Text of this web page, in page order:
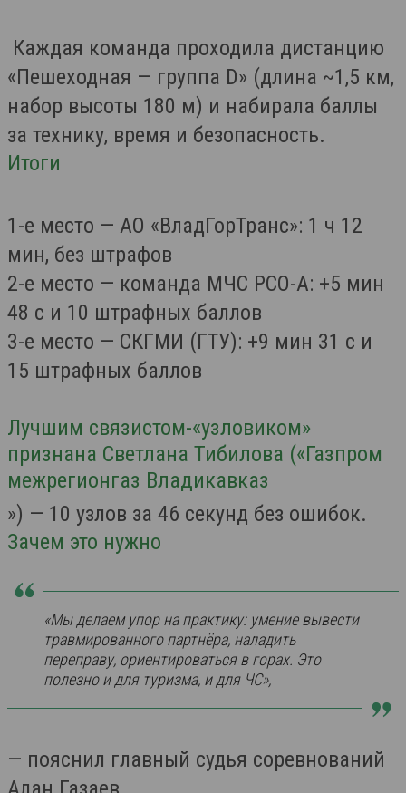
Каждая команда проходила дистанцию
«Пешеходная — группа D» (длина ~1,5 км,
набор высоты 180 м) и набирала баллы
за технику, время и безопасность.
Итоги
1-е место — АО «ВладГорТранс»: 1 ч 12
мин, без штрафов
2-е место — команда МЧС РСО-А: +5 мин
48 с и 10 штрафных баллов
3-е место — СКГМИ (ГТУ): +9 мин 31 с и
15 штрафных баллов
Лучшим связистом-«узловиком»
признана Светлана Тибилова («Газпром
межрегионгаз Владикавказ
») — 10 узлов за 46 секунд без ошибок.
Зачем это нужно
«Мы делаем упор на практику: умение вывести
травмированного партнёра, наладить
переправу, ориентироваться в горах. Это
полезно и для туризма, и для ЧС»,
— пояснил главный судья соревнований